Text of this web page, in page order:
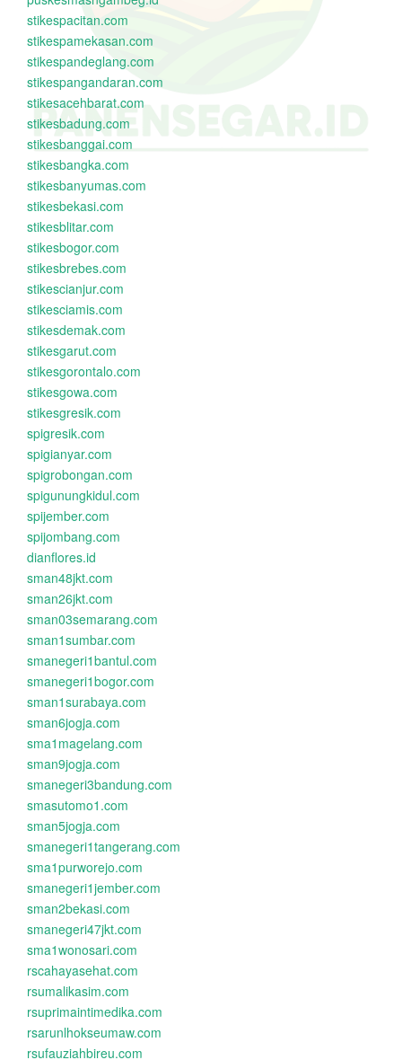
stikespacitan.com
stikespamekasan.com
stikespandeglang.com
stikespangandaran.com
stikesacehbarat.com
stikesbadung.com
stikesbanggai.com
stikesbangka.com
stikesbanyumas.com
stikesbekasi.com
stikesblitar.com
stikesbogor.com
stikesbrebes.com
stikescianjur.com
stikesciamis.com
stikesdemak.com
stikesgarut.com
stikesgorontalo.com
stikesgowa.com
stikesgresik.com
spigresik.com
spigianyar.com
spigrobongan.com
spigunungkidul.com
spijember.com
spijombang.com
dianflores.id
sman48jkt.com
sman26jkt.com
sman03semarang.com
sman1sumbar.com
smanegeri1bantul.com
smanegeri1bogor.com
sman1surabaya.com
sman6jogja.com
sma1magelang.com
sman9jogja.com
smanegeri3bandung.com
smasutomo1.com
sman5jogja.com
smanegeri1tangerang.com
sma1purworejo.com
smanegeri1jember.com
sman2bekasi.com
smanegeri47jkt.com
sma1wonosari.com
rscahayasehat.com
rsumalikasim.com
rsuprimaintimedika.com
rsarunlhokseumaw.com
rsufauziahbireu.com